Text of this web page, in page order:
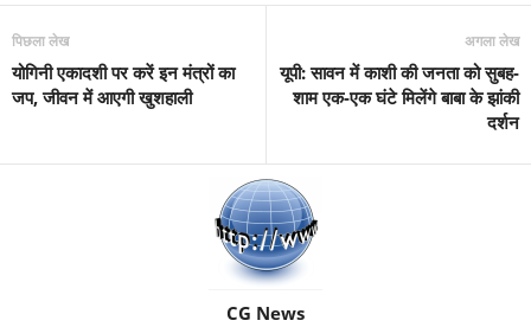
पिछला लेख
योगिनी एकादशी पर करें इन मंत्रों का
जप, जीवन में आएगी खुशहाली
अगला लेख
यूपी: सावन में काशी की जनता को सुबह-
शाम एक-एक घंटे मिलेंगे बाबा के झांकी
दर्शन
CG News